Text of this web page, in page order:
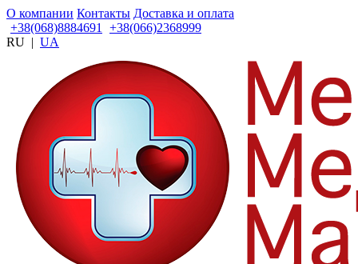
О компании Контакты Доставка и оплата
+38(068)8884691
+38(066)2368999
RU | UA